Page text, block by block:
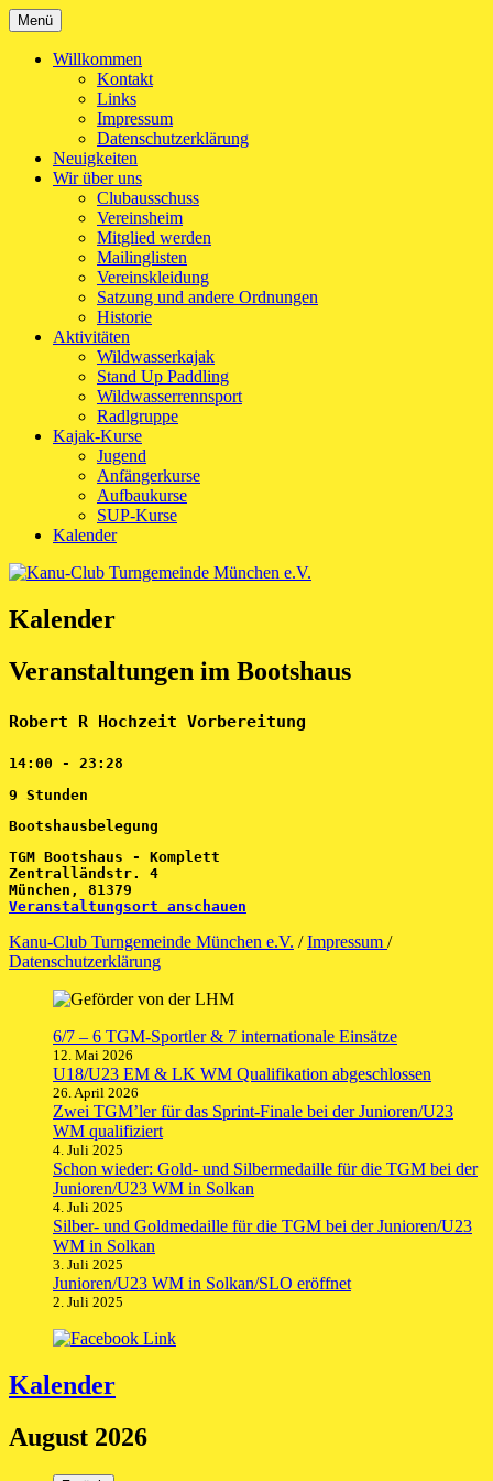
Zum
Inhalt
springen
Kanu-Club Turngemeinde München e.V.
Kanu fahren in München
Menü
Willkommen
Kontakt
Links
Impressum
Datenschutzerklärung
Neuigkeiten
Wir über uns
Clubausschuss
Vereinsheim
Mitglied werden
Mailinglisten
Vereinskleidung
Satzung und andere Ordnungen
Historie
Aktivitäten
Wildwasserkajak
Stand Up Paddling
Wildwasserrennsport
Radlgruppe
Kajak-Kurse
Jugend
Anfängerkurse
Aufbaukurse
SUP-Kurse
Kalender
Kalender
Veranstaltungen im Bootshaus
Robert R Hochzeit Vorbereitung
14:00 - 23:28
9 Stunden
Bootshausbelegung
TGM Bootshaus - Komplett
Zentralländstr. 4
München , 81379
Veranstaltungsort anschauen
Kanu-Club Turngemeinde München e.V. /Impressum /
Datenschutzerklärung
6/7 – 6 TGM-Sportler & 7 internationale Einsätze
12. Mai 2026
U18/U23 EM & LK WM Qualifikation abgeschlossen
26. April 2026
Zwei TGM’ler für das Sprint-Finale bei der Junioren/U23
WM qualifiziert
4. Juli 2025
Schon wieder: Gold- und Silbermedaille für die TGM bei der
Junioren/U23 WM in Solkan
4. Juli 2025
Silber- und Goldmedaille für die TGM bei der Junioren/U23
WM in Solkan
3. Juli 2025
Junioren/U23 WM in Solkan/SLO eröffnet
2. Juli 2025
Kalender
August 2026